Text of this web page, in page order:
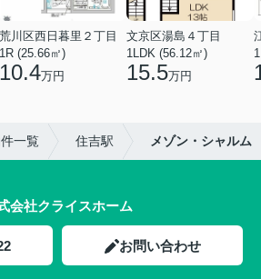
荒川区西日暮里２丁目
1R (25.66㎡)
10.4万円
文京区湯島４丁目
1LDK (56.12㎡)
15.5万円
一覧 住吉駅 メゾン・シャルム
会社クライスホーム
お問い合わせ